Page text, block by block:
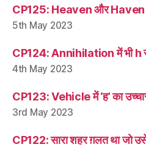
CP125: Heaven और Haven
5th May 2023
CP124: Annihilation में भी h
4th May 2023
CP123: Vehicle में ‘ह’ का
3rd May 2023
CP122: सारा शहर ग़लत था जो